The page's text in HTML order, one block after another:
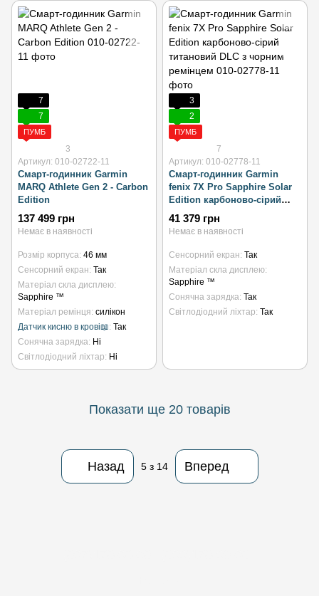
7
7
ПУМБ
3
Артикул: 010-02722-11
Смарт-годинник Garmin
MARQ Athlete Gen 2 - Carbon
Edition
137 499 грн
Немає в наявності
Розмір корпуса 46 мм
Сенсорний екран Так
Матеріал скла дисплею
Sapphire ™
Матеріал ремінця силікон
Датчик кисню в крові📖 Так
Сонячна зарядка Ні
Світлодіодний ліхтар
Ні
3
2
ПУМБ
7
Артикул: 010-02778-11
Смарт-годинник Garmin
fenix 7X Pro Sapphire Solar
Edition карбоново-сірий
титановий DLC з чорним
ремінцем
41 379 грн
Немає в наявності
Сенсорний екран Так
Матеріал скла дисплею
Sapphire ™
Сонячна зарядка Так
Світлодіодний ліхтар Так
Показати ще 20 товарів
Назад 5з 14 Вперед